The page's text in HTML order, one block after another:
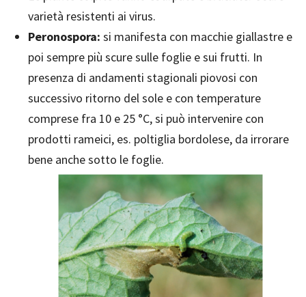
varietà resistenti ai virus.
Peronospora: si manifesta con macchie giallastre e
poi sempre più scure sulle foglie e sui frutti. In
presenza di andamenti stagionali piovosi con
successivo ritorno del sole e con temperature
comprese fra 10 e 25 °C, si può intervenire con
prodotti rameici, es. poltiglia bordolese, da irrorare
bene anche sotto le foglie.